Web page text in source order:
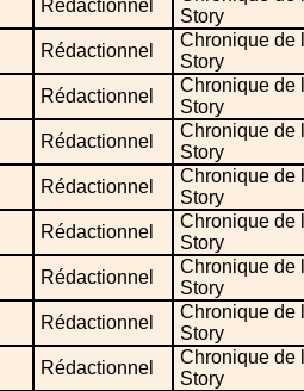
Rédactionnel
Story
Rédactionnel
Chronique de
Story
Rédactionnel
Chronique de
Story
Rédactionnel
Chronique de
Story
Rédactionnel
Chronique de
Story
Rédactionnel
Chronique de
Story
Rédactionnel
Chronique de
Story
Rédactionnel
Chronique de
Story
Rédactionnel
Chronique de
Story